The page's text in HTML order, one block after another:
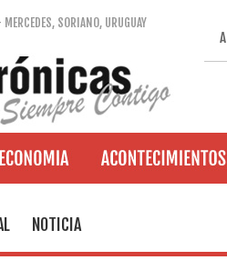
SORIANO, URUGUAY
NOTICIA